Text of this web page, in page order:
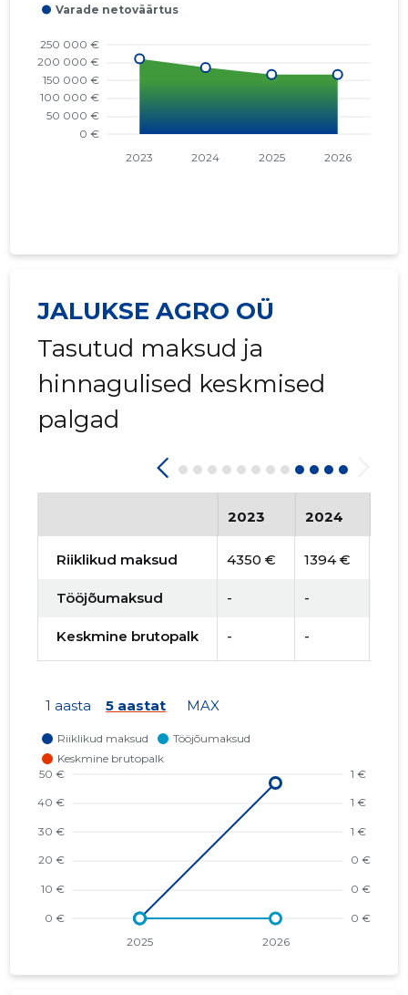
JALUKSE AGRO OÜ
Tasutud maksud ja
hinnagulised keskmised
palgad
2023 2024
Riiklikud maksud 4350 € 1394 €
Tööjõumaksud - -
Keskmine brutopalk - -
1 aasta 5 aastat MAX